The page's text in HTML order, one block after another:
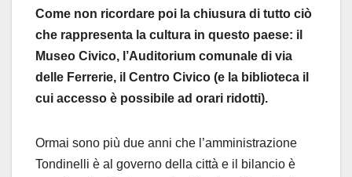
Come non ricordare poi la chiusura di tutto ciò
che rappresenta la cultura in questo paese: il
Museo Civico, l’Auditorium comunale di via
delle Ferrerie, il Centro Civico (e la biblioteca il
cui accesso è possibile ad orari ridotti).
Ormai sono più due anni che l’amministrazione
Tondinelli è al governo della città e il bilancio è